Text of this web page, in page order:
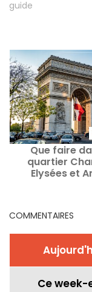
guide
Que faire
quartier
Elysées et
COMMENTAIRES
Ce week-